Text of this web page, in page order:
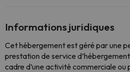
Informations juridiques
Cet hébergement est géré par une
prestation de service
cadre d’une activité commerciale ou